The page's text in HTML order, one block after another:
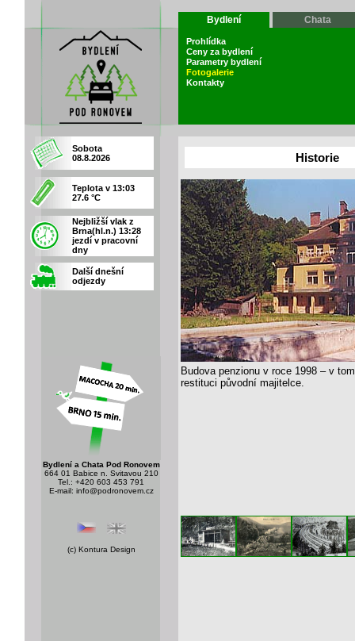
Bydlení Chata
Prohlídka
Ceny za bydlení
Parametry bydlení
Fotogalerie
Kontakty
Sobota
08.8.2026
Teplota v 13:03
27.6 °C
Nejbližší vlak z
Brna(hl.n.) 13:28
jezdí v pracovní
dny
Další dnešní
odjezdy
Bydlení a Chata Pod Ronovem
664 01 Babice n. Svitavou 210
Tel.: +420 603 453 791
E-mail: info@podronovem.cz
(c) Kontura Design
Historie
Budova penzionu v roce 1998 – v
restituci původní majitelce.